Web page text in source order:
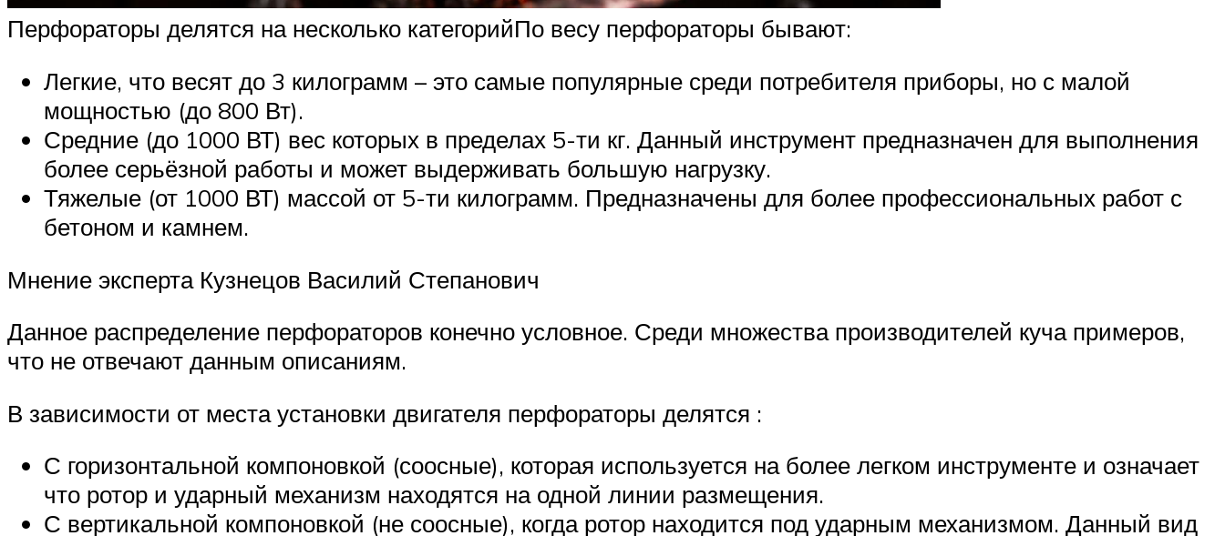
Перфораторы делятся на несколько категорийПо весу перфораторы бывают:
Легкие, что весят до 3 килограмм – это самые популярные среди потребителя приборы, но с малой
мощностью (до 800 Вт).
Средние (до 1000 ВТ) вес которых в пределах 5-ти кг. Данный инструмент предназначен для выполнения
более серьёзной работы и может выдерживать большую нагрузку.
Тяжелые (от 1000 ВТ) массой от 5-ти килограмм. Предназначены для более профессиональных работ с
бетоном и камнем.
Мнение эксперта Кузнецов Василий Степанович
Данное распределение перфораторов конечно условное. Среди множества производителей куча примеров,
что не отвечают данным описаниям.
В зависимости от места установки двигателя перфораторы делятся :
С горизонтальной компоновкой (соосные), которая используется на более легком инструменте и означает
что ротор и ударный механизм находятся на одной линии размещения.
С вертикальной компоновкой (не соосные), когда ротор находится под ударным механизмом. Данный вид